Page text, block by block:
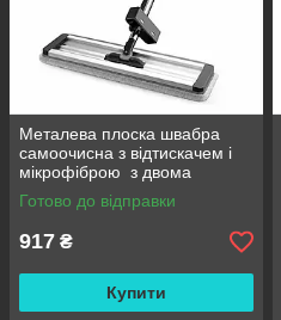
Металева плоска швабра
самоочисна з відтискачем і
мікрофіброю з двома
змінними насадками M06
42см
Готово до відправки
917 ₴
Купити